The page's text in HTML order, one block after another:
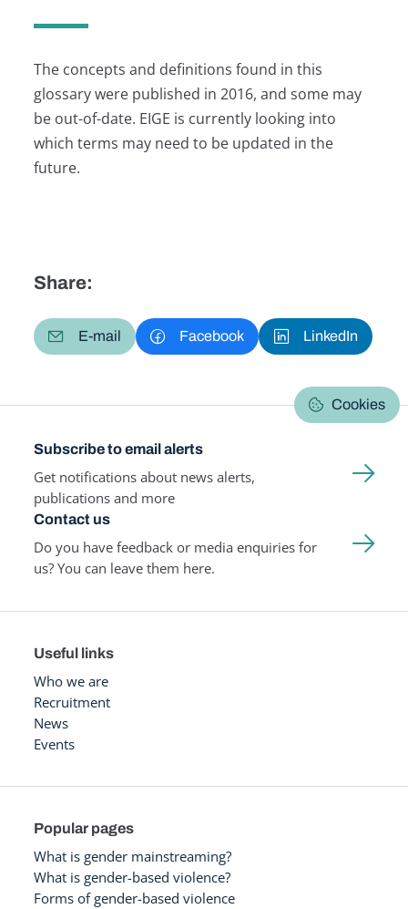
The concepts and definitions found in this
glossary were published in 2016, and some may
be out-of-date. EIGE is currently looking into
which terms may need to be updated in the
future.
Share:
E-mail Facebook LinkedIn
Cookies
Subscribe to email alerts
Get notifications about news alerts,
publications and more
Contact us
Do you have feedback or media enquiries for
us? You can leave them here.
Useful links
Who we are
Recruitment
News
Events
Popular pages
What is gender mainstreaming?
What is gender-based violence?
Forms of gender-based violence